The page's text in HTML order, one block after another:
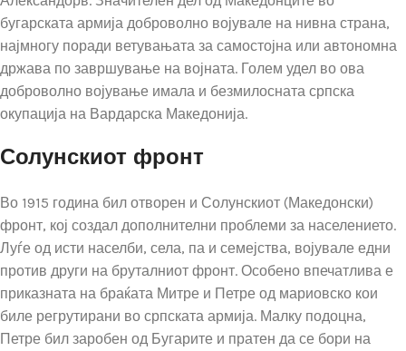
бугарската армија доброволно војувале на нивна страна,
најмногу поради ветувањата за самостојна или автономна
држава по завршување на војната. Голем удел во ова
доброволно војување имала и безмилосната српска
окупација на Вардарска Македонија.
Солунскиот фронт
Во 1915 година бил отворен и Солунскиот (Македонски)
фронт, кој создал дополнителни проблеми за населението.
Луѓе од исти населби, села, па и семејства, војувале едни
против други на бруталниот фронт. Особено впечатлива е
приказната на браќата Митре и Петре од мариовско кои
биле регрутирани во српската армија. Малку подоцна,
Петре бил заробен од Бугарите и пратен да се бори на